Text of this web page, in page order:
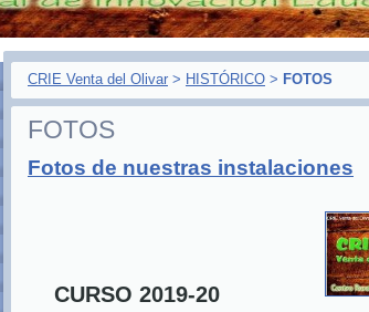
CRIE Venta del Olivar > HISTÓRICO > FOTOS
FOTOS
Fotos de nuestras instalaciones
CURSO 2019-20